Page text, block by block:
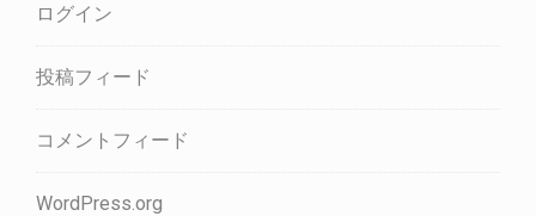
ログイン
投稿フィード
コメントフィード
WordPress.org